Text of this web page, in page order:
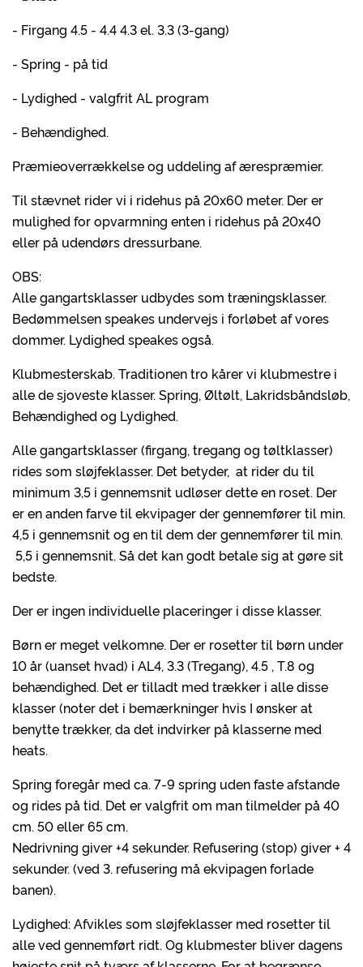
- Firgang 4.5 - 4.4 4.3 el. 3.3 (3-gang)
- Spring - på tid
- Lydighed - valgfrit AL program
- Behændighed.
Præmieoverrækkelse og uddeling af ærespræmier.
Til stævnet rider vi i ridehus på 20x60 meter. Der er
mulighed for opvarmning enten i ridehus på 20x40
eller på udendørs dressurbane.
OBS:
Alle gangartsklasser udbydes som træningsklasser.
Bedømmelsen speakes undervejs i forløbet af vores
dommer. Lydighed speakes også.
Klubmesterskab. Traditionen tro kårer vi klubmestre i
alle de sjoveste klasser. Spring, Øltølt, Lakridsbåndsløb,
Behændighed og Lydighed.
Alle gangartsklasser (firgang, tregang og tøltklasser)
rides som sløjfeklasser. Det betyder, at rider du til
minimum 3,5 i gennemsnit udløser dette en roset. Der
er en anden farve til ekvipager der gennemfører til min.
4,5 i gennemsnit og en til dem der gennemfører til min.
5,5 i gennemsnit. Så det kan godt betale sig at gøre sit
bedste.
Der er ingen individuelle placeringer i disse klasser.
Børn er meget velkomne. Der er rosetter til børn under
10 år (uanset hvad) i AL4, 3.3 (Tregang), 4.5 , T.8 og
behændighed. Det er tilladt med trækker i alle disse
klasser (noter det i bemærkninger hvis I ønsker at
benytte trækker, da det indvirker på klasserne med
heats.
Spring foregår med ca. 7-9 spring uden faste afstande
og rides på tid. Det er valgfrit om man tilmelder på 40
cm. 50 eller 65 cm.
Nedrivning giver +4 sekunder. Refusering (stop) giver + 4
sekunder. (ved 3. refusering må ekvipagen forlade
banen).
Lydighed: Afvikles som sløjfeklasser med rosetter til
alle ved gennemført ridt. Og klubmester bliver dagens